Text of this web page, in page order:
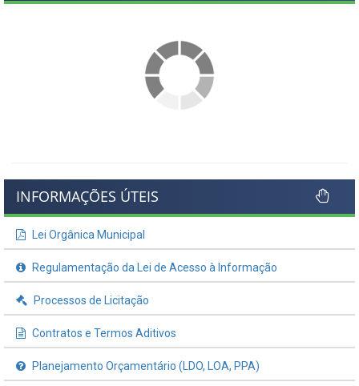
INFORMAÇÕES ÚTEIS
Lei Orgânica Municipal
Regulamentação da Lei de Acesso à Informação
Processos de Licitação
Contratos e Termos Aditivos
Planejamento Orçamentário (LDO, LOA, PPA)